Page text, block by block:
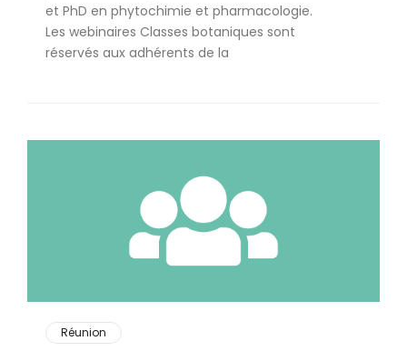
et PhD en phytochimie et pharmacologie.
Les webinaires Classes botaniques sont
réservés aux adhérents de la
Réunion